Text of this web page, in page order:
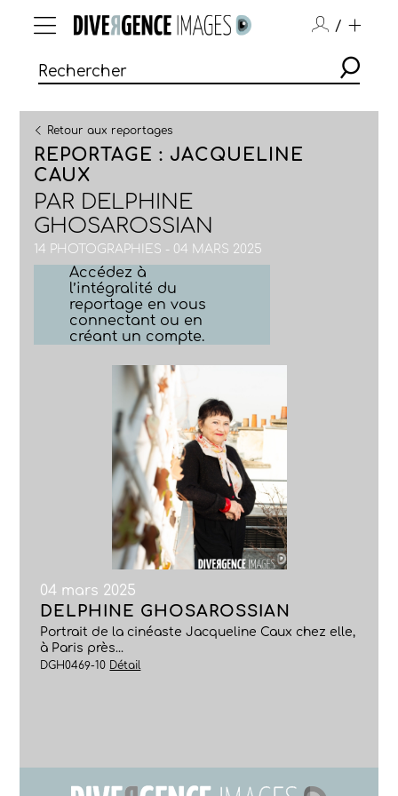
/
Retour aux reportages
REPORTAGE : JACQUELINE
CAUX
PAR DELPHINE
GHOSAROSSIAN
14 PHOTOGRAPHIES - 04 MARS 2025
Accédez à
l’intégralité du
reportage en vous
connectant ou en
créant un compte.
04 mars 2025
DELPHINE GHOSAROSSIAN
Portrait de la cinéaste Jacqueline Caux chez elle,
à Paris près...
DGH0469-10 Détail